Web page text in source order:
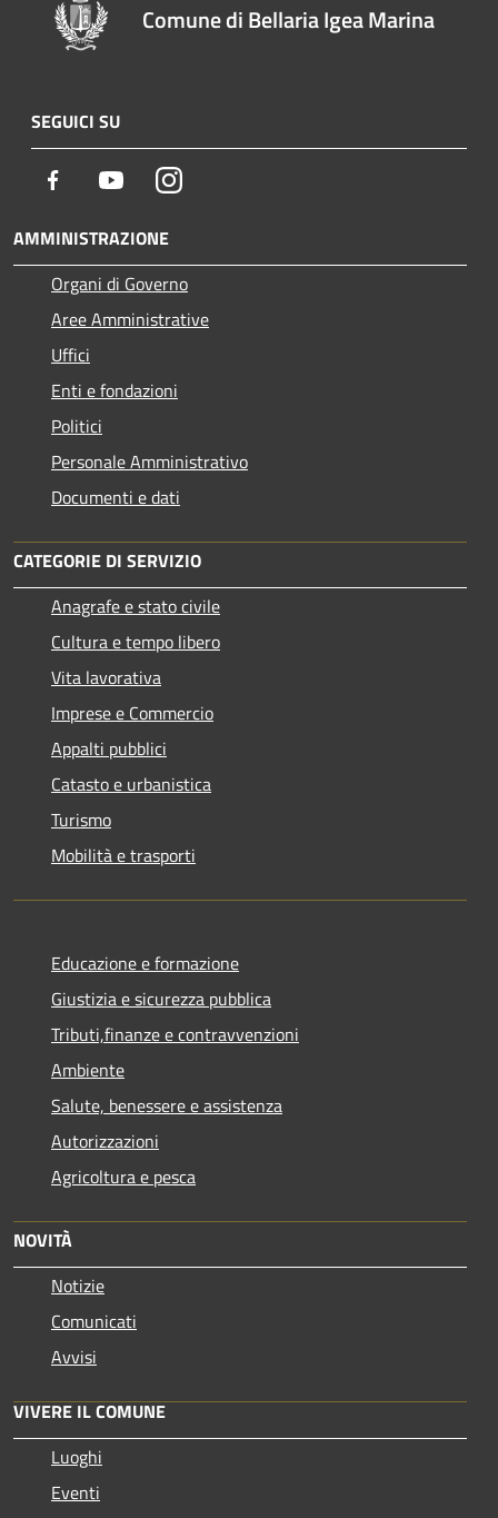
Comune di Bellaria Igea Marina
SEGUICI SU
Facebook YoutubeInstagram
AMMINISTRAZIONE
Organi di Governo
Aree Amministrative
Uffici
Enti e fondazioni
Politici
Personale Amministrativo
Documenti e dati
CATEGORIE DI SERVIZIO
Anagrafe e stato civile
Cultura e tempo libero
Vita lavorativa
Imprese e Commercio
Appalti pubblici
Catasto e urbanistica
Turismo
Mobilità e trasporti
Educazione e formazione
Giustizia e sicurezza pubblica
Tributi,finanze e contravvenzioni
Ambiente
Salute, benessere e assistenza
Autorizzazioni
Agricoltura e pesca
NOVITÀ
Notizie
Comunicati
Avvisi
VIVERE IL COMUNE
Luoghi
Eventi